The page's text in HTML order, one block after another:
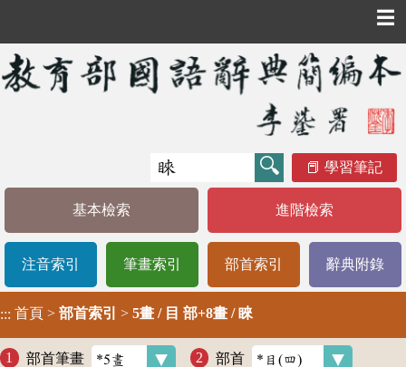
☰
學習筆記
基本檢索 進階檢索
注音索引 筆畫索引 部首索引 辭典附錄
::: 首頁 > 部首索引 > 5畫 / 目 部+8畫 / 睞
部首筆畫 部首